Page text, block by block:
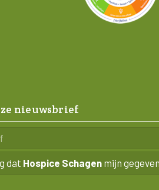
nieuwsbrief
dat Hospice Schagen mijn